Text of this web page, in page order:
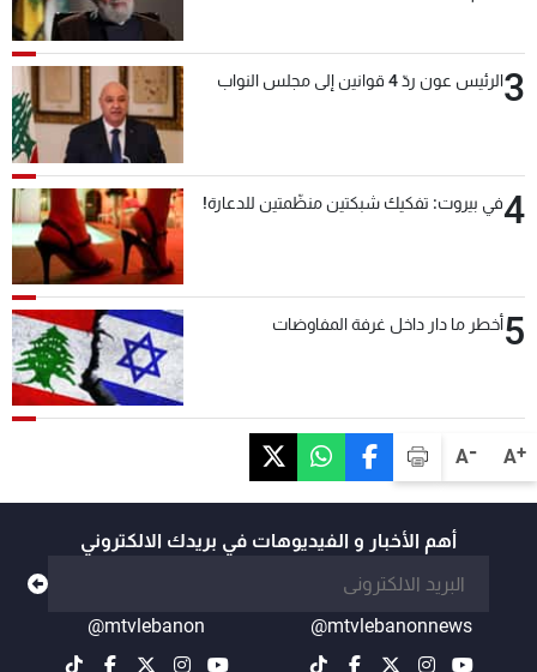
A+
A-
3الرئيس عون ردّ 4 قوانين إلى مجلس النواب
4في بيروت: تفكيك شبكتين منظّمتين للدعارة!
5أخطر ما دار داخل غرفة المفاوضات
أهم الأخبار و الفيديوهات في بريدك الالكتروني
@mtvlebanonnews
@mtvlebanon